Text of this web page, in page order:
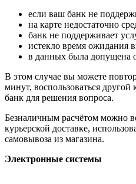
если ваш банк не
на карте недостаточно
банк не поддерживает
истекло время ожидания
в данных была допущена
В этом случае вы можете
минут, воспользоваться другой
банк для решения вопроса.
Безналичным расчётом можно
курьерской доставке,
самовывоза из магазина.
Электронные системы